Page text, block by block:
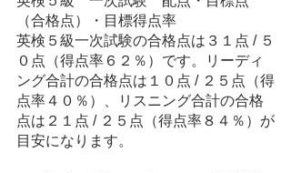
（合格点）・目標得点率
英検５級一次試験の合格点は３１点 / ５
０点（得点率６２％）です。リーディ
ング合計の合格点は１０点 / ２５点（得
点率４０％）、リスニング合計の合格
点は２１点 / ２５点（得点率８４％）が
目安になります。